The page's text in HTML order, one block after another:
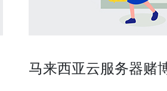
马来西亚云服务器赌